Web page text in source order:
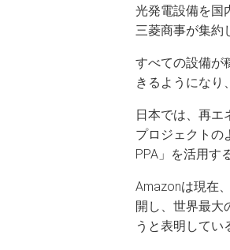
光発電設備を国
三菱商事が集約
すべての設備が
きるようになり
日本では、再エ
プロジェクトの
PPA」を活用す
Amazonは現在
開し、世界最大
うと表明してい